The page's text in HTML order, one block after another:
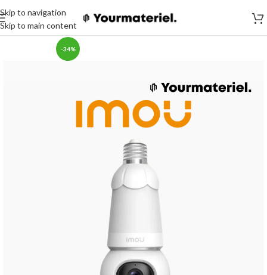
Skip to navigation
Skip to main content
-34%